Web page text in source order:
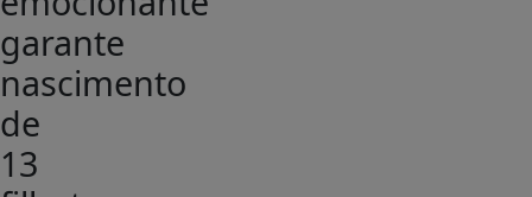
garante
nascimento
de
13